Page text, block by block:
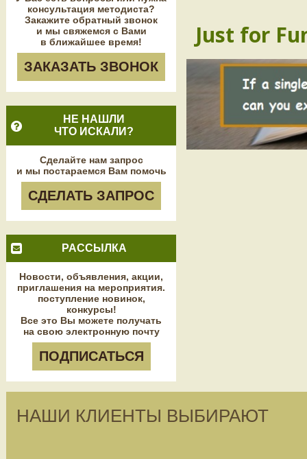
консультация методиста?
Закажите обратный звонок
и мы свяжемся с Вами
в ближайшее время!
ЗАКАЗАТЬ ЗВОНОК
НЕ НАШЛИ
ЧТО ИСКАЛИ?
Сделайте нам запрос
и мы постараемся Вам помочь
СДЕЛАТЬ ЗАПРОС
РАССЫЛКА
Новости, объявления, акции,
приглашения на мероприятия.
поступление новинок,
конкурсы!
Все это Вы можете получать
на свою электронную почту
ПОДПИСАТЬСЯ
Just for
НАШИ КЛИЕНТЫ ВЫБИРАЮТ